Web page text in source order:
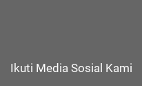
Ikuti Media Sosial Kami